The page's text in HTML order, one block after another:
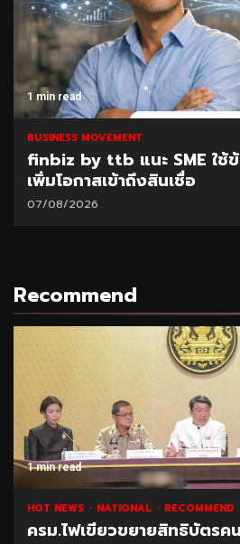
1 min read
BUSINESS MOVEMENT
SAM เปิดโอกาสแก้หนี้เสียต่ำ
“ปิดหนี้ไว ไปต่อได้” ที่ศาลแ
ส.ค.69
Recommend
1 min read
NATIONAL HOT NEWS RECOMMEND
“พาณิชย์” โชว์ยอดส่งออกทุ